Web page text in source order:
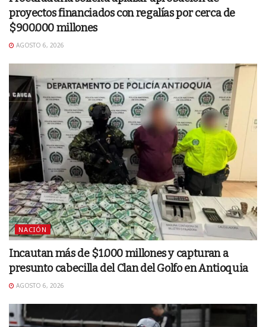
proyectos financiados con regalías por cerca de
$900.000 millones
AGOSTO 6, 2026
NACIÓN
Incautan más de $1.000 millones y capturan a
presunto cabecilla del Clan del Golfo en Antioquia
AGOSTO 6, 2026